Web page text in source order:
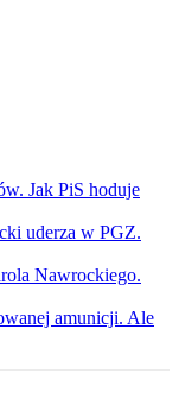
Jak PiS hoduje
uderza w PGZ.
Nawrockiego.
amunicji. Ale